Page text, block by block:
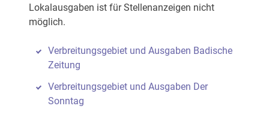
Lokalausgaben ist für Stellenanzeigen nicht
möglich.
Verbreitungsgebiet und Ausgaben Badische
Zeitung
Verbreitungsgebiet und Ausgaben Der
Sonntag